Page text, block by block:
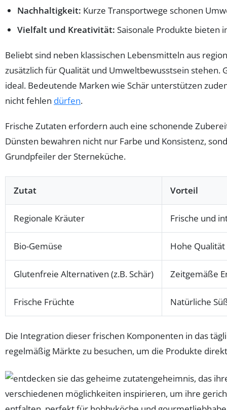
Nachhaltigkeit: Kurze Transportwege schonen
Vielfalt und Kreativität: Saisonale Produkte bieten
Beliebt sind neben klassischen Lebensmitteln aus
zusätzlich für Qualität und Umweltbewusstsein stehen.
ideal. Bedeutende Marken wie Schär unterstützen
nicht fehlen dürfen.
Frische Zutaten erfordern auch eine schonende
Dünsten bewahren nicht nur Farbe und Konsistenz,
Grundpfeiler der Sterneküche.
Zutat Vorteil
Regionale Kräuter Frische und
Bio-Gemüse Hohe
Glutenfreie Alternativen (z.B. Schär) Zeitgemäße
Frische Früchte Natürliche
Die Integration dieser frischen Komponenten in das
regelmäßig Märkte zu besuchen, um die Produkte